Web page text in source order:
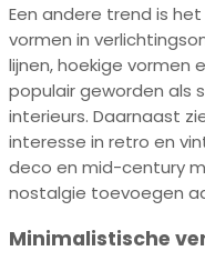
Een andere trend is
vormen in
lijnen, hoekige vormen
populair geworden als
interieurs. Daarnaast
interesse in retro en
deco en mid-century
nostalgie toevoegen
Minimalistische